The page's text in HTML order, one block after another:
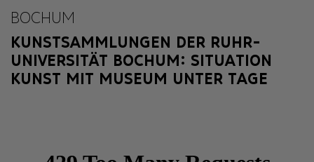
BOCHUM
KUNSTSAMMLUNGEN DER RUHR-
UNIVERSITÄT BOCHUM: SITUATION
KUNST MIT MUSEUM UNTER TAGE